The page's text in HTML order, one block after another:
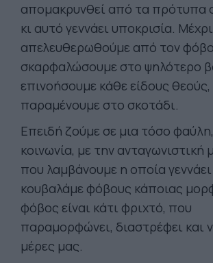
απομακρυνθεί από τα πρότυπα
κι αυτό γεννάει υποκρισία.
απελευθερωθούμε από τον
σκαρφαλώσουμε στο ψηλότερο
επινοήσουμε κάθε είδους
παραμένουμε στο σκοτάδι.
Επειδή ζούμε σε μια τόσο
κοινωνία, με την
που λαμβάνουμε η οποία
κουβαλάμε φόβους κάποιας
φόβος είναι κάτι φριχτό, που
παραμορφώνει, διαστρέφει και
μέρες μας.